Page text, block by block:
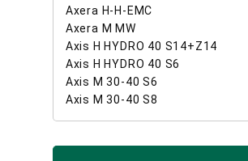
Axera H-H-EMC
Axera M MW
Axis H HYDRO 40 S14+Z14
Axis H HYDRO 40 S6
Axis M 30-40 S6
Axis M 30-40 S8